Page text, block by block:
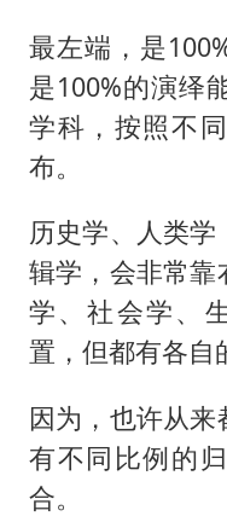
最左端，是
是100%的演绎
学科，按照不
布。
历史学、人类
辑学，会非常
学、社会学、
置，但都有各自
因为，也许从来
有不同比例的
合。